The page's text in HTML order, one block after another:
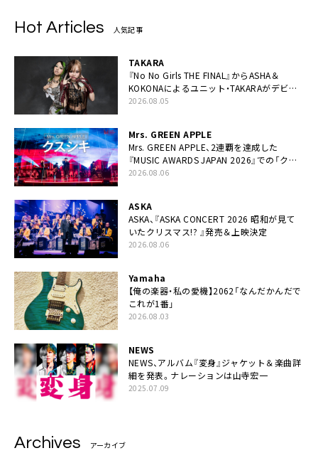
Hot Articles 人気記事
TAKARA
『No No Girls THE FINAL』からASHA＆
KOKONAによるユニット・TAKARAがデビュ
ー
2026.08.05
Mrs. GREEN APPLE
Mrs. GREEN APPLE、2連覇を達成した
『MUSIC AWARDS JAPAN 2026』での「クス
シキ」ライブパフォーマンスをYouTube公開
2026.08.06
ASKA
ASKA、『ASKA CONCERT 2026 昭和が見て
いたクリスマス!? 』発売＆上映決定
2026.08.06
Yamaha
【俺の楽器・私の愛機】2062「なんだかんだで
これが1番」
2026.08.03
NEWS
NEWS、アルバム『変身』ジャケット＆楽曲詳
細を発表。ナレーションは⼭寺宏⼀
2025.07.09
Archives アーカイブ